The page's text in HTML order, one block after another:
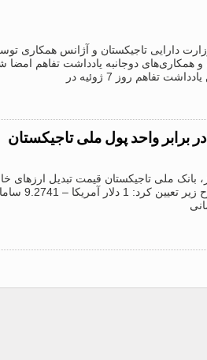
/”خاور”/. بین وزارت دارایی تاجیکستان و آژانس
و همکاری‌های دوجانبه یادداشت تفاهم امضا
تفاهم روز 7 ژوئیه در
برابر واحد پول ملی تاجیکستان
/”خاور”/. امروز، بانک ملی تاجیکستان قیمت تبدیل